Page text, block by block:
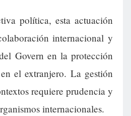
política, esta actuación
internacional y
Govern en la protección
el extranjero. La gestión
requiere prudencia y
internacionales.